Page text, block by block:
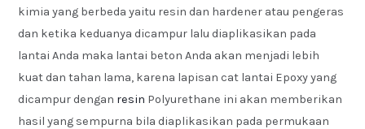
kimia yang berbeda yaitu resin dan hardener atau pengeras
dan ketika keduanya dicampur lalu diaplikasikan pada
lantai Anda maka lantai beton Anda akan menjadi lebih
kuat dan tahan lama, karena lapisan cat lantai Epoxy yang
dicampur dengan resin Polyurethane ini akan memberikan
hasil yang sempurna bila diaplikasikan pada permukaan